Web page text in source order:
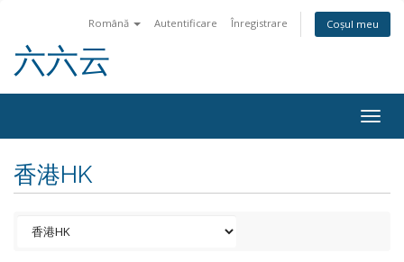
Română Autentificare Înregistrare Coșul meu
六六云
香港HK